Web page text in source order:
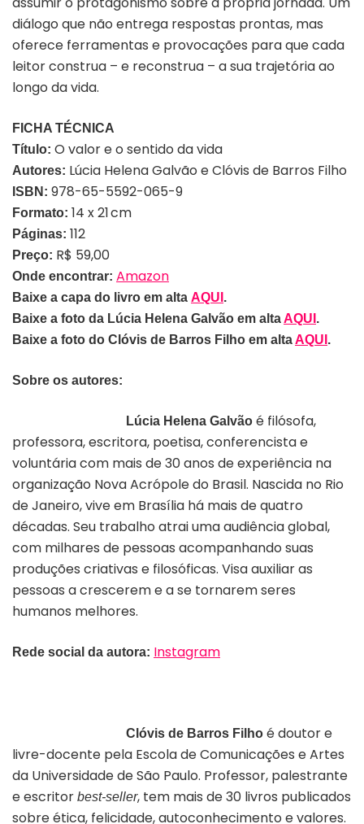
diálogo que não entrega respostas prontas, mas
oferece ferramentas e provocações para que cada
leitor construa – e reconstrua – a sua trajetória ao
longo da vida.
FICHA TÉCNICA
Título: O valor e o sentido da vida
Autores: Lúcia Helena Galvão e Clóvis de Barros Filho
ISBN: 978-65-5592-065-9
Formato: 14 x 21 cm
Páginas: 112
Preço: R$ 59,00
Onde encontrar: Amazon
Baixe a capa do livro em alta AQUI .
Baixe a foto da Lúcia Helena Galvão em altaAQUI .
Baixe a foto do Clóvis de Barros Filho em altaAQUI .
Sobre os autores:
Lúcia Helena Galvão é filósofa,
professora, escritora, poetisa, conferencista e
voluntária com mais de 30 anos de experiência na
organização Nova Acrópole do Brasil. Nascida no Rio
de Janeiro, vive em Brasília há mais de quatro
décadas. Seu trabalho atrai uma audiência global,
com milhares de pessoas acompanhando suas
produções criativas e filosóficas. Visa auxiliar as
pessoas a crescerem e a se tornarem seres
humanos melhores.
Rede social da autora: Instagram
Clóvis de Barros Filho é doutor e
livre-docente pela Escola de Comunicações e Artes
da Universidade de São Paulo. Professor, palestrante
e escritor best-seller, tem mais de 30 livros publicados
sobre ética, felicidade, autoconhecimento e valores.